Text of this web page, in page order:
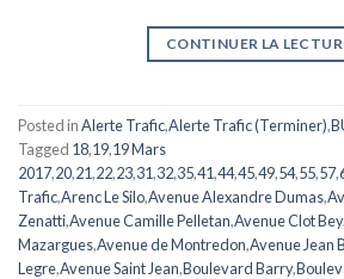
CONTINUER LA
Posted inAlerte Trafic,Alerte Trafic (Terminer),
Tagged 18,19,19 Mars
2017,20,21,22,23,31,32,35,41,44,45,49,54,55,57,
Trafic,Arenc Le Silo,Avenue Alexandre Dumas,
Zenatti,Avenue Camille Pelletan,Avenue Clot Bey,
Mazargues,Avenue de Montredon,Avenue Jean
Legre,Avenue Saint Jean,Boulevard Barry,